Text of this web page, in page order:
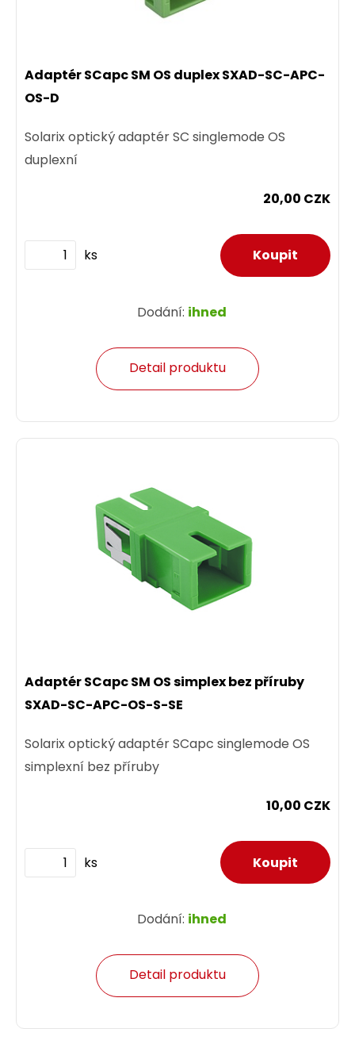
Adaptér SCapc SM OS duplex SXAD-SC-APC-
OS-D
Solarix optický adaptér SC singlemode OS
duplexní
20,00 CZK
ks
Dodání: ihned
Detail produktu
Adaptér SCapc SM OS simplex bez příruby
SXAD-SC-APC-OS-S-SE
Solarix optický adaptér SCapc singlemode OS
simplexní bez příruby
10,00 CZK
ks
Dodání: ihned
Detail produktu